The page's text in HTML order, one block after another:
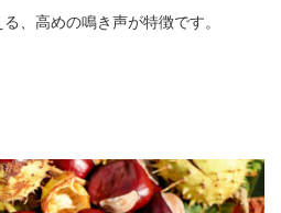
、高めの鳴き声が特徴です。